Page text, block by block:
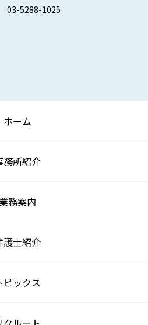
03-5288-1025
ホーム
務所紹介
業務案内
護士紹介
ピックス